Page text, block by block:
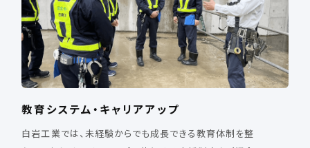
教育システム・キャリアアップ
白岩工業では、未経験からでも成長できる教育体制を整